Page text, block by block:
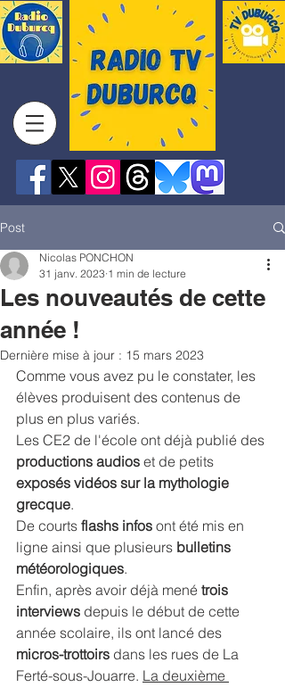
Post
Les nouveautés de cette
année !
Nicolas PONCHON
31 janv. 2023 1 min de lecture
Dernière mise à jour : 15 mars 2023
Comme vous avez pu le constater, les
élèves produisent des contenus de
plus en plus variés.
Les CE2 de l'école ont déjà publié des
productions audios et de petits
exposés vidéos sur la mythologie
grecque.
De courts flashs infos ont été mis en
ligne ainsi que plusieurs bulletins
météorologiques.
Enfin, après avoir déjà mené trois
interviews depuis le début de cette
année scolaire, ils ont lancé des
micros-trottoirs dans les rues de La
Ferté-sous-Jouarre. La deuxième